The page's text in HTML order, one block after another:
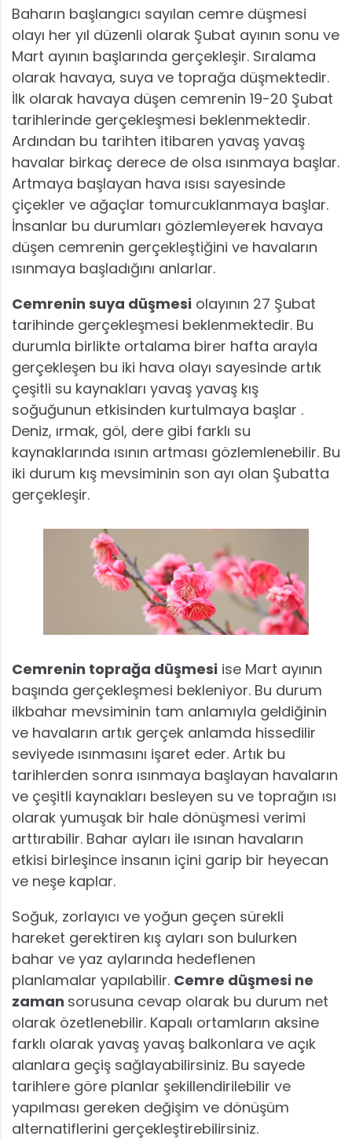
Baharın başlangıcı sayılan cemre düşmesi
olayı her yıl düzenli olarak Şubat ayının sonu ve
Mart ayının başlarında gerçekleşir. Sıralama
olarak havaya, suya ve toprağa düşmektedir.
İlk olarak havaya düşen cemrenin 19-20 Şubat
tarihlerinde gerçekleşmesi beklenmektedir.
Ardından bu tarihten itibaren yavaş yavaş
havalar birkaç derece de olsa ısınmaya başlar.
Artmaya başlayan hava ısısı sayesinde
çiçekler ve ağaçlar tomurcuklanmaya başlar.
İnsanlar bu durumları gözlemleyerek havaya
düşen cemrenin gerçekleştiğini ve havaların
ısınmaya başladığını anlarlar.
Cemrenin suya düşmesi olayının 27 Şubat
tarihinde gerçekleşmesi beklenmektedir. Bu
durumla birlikte ortalama birer hafta arayla
gerçekleşen bu iki hava olayı sayesinde artık
çeşitli su kaynakları yavaş yavaş kış
soğuğunun etkisinden kurtulmaya başlar .
Deniz, ırmak, göl, dere gibi farklı su
kaynaklarında ısının artması gözlemlenebilir. Bu
iki durum kış mevsiminin son ayı olan Şubatta
gerçekleşir.
Cemrenin toprağa düşmesi ise Mart ayının
başında gerçekleşmesi bekleniyor. Bu durum
ilkbahar mevsiminin tam anlamıyla geldiğinin
ve havaların artık gerçek anlamda hissedilir
seviyede ısınmasını işaret eder. Artık bu
tarihlerden sonra ısınmaya başlayan havaların
ve çeşitli kaynakları besleyen su ve toprağın ısı
olarak yumuşak bir hale dönüşmesi verimi
arttırabilir. Bahar ayları ile ısınan havaların
etkisi birleşince insanın içini garip bir heyecan
ve neşe kaplar.
Soğuk, zorlayıcı ve yoğun geçen sürekli
hareket gerektiren kış ayları son bulurken
bahar ve yaz aylarında hedeflenen
planlamalar yapılabilir. Cemre düşmesi ne
zaman sorusuna cevap olarak bu durum net
olarak özetlenebilir. Kapalı ortamların aksine
farklı olarak yavaş yavaş balkonlara ve açık
alanlara geçiş sağlayabilirsiniz. Bu sayede
tarihlere göre planlar şekillendirilebilir ve
yapılması gereken değişim ve dönüşüm
alternatiflerini gerçekleştirebilirsiniz.